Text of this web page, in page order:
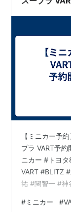
【ミニカー予
プラ VART予
ニカー #トヨ
VART #BLITZ
祐 #関智一 #神
ル
#ミニカー #